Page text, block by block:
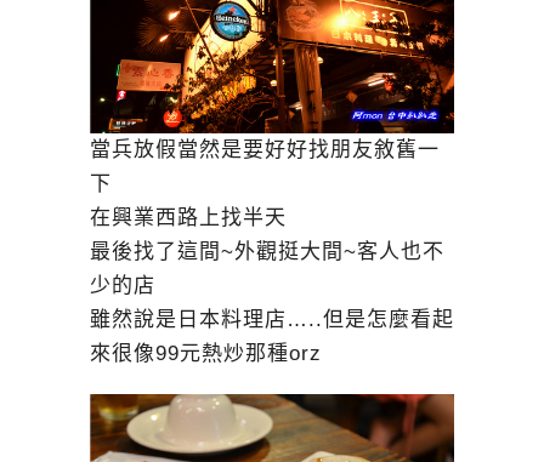
當兵放假當然是要好好找朋友敘舊一
下
在興業西路上找半天
最後找了這間~外觀挺大間~客人也不
少的店
雖然說是日本料理店…..但是怎麼看起
來很像99元熱炒那種orz